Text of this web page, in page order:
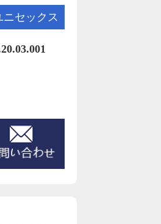
ニセックス